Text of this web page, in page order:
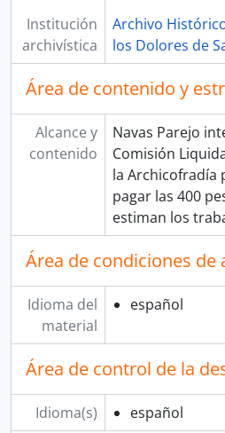
Institución
archivística
Archivo
los Dolores de
Área de contenido y
Alcance y
contenido
Navas Parejo
Comisión
la Archicofradía
pagar las 400
estiman los
Área de condiciones de
Idioma del
material
español
Área de control de la
Idioma(s) español